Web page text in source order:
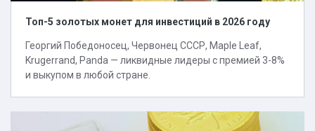
Топ-5 золотых монет для инвестиций в 2026 году
Георгий Победоносец, Червонец СССР, Maple Leaf,
Krugerrand, Panda — ликвидные лидеры с премией 3-8%
и выкупом в любой стране.